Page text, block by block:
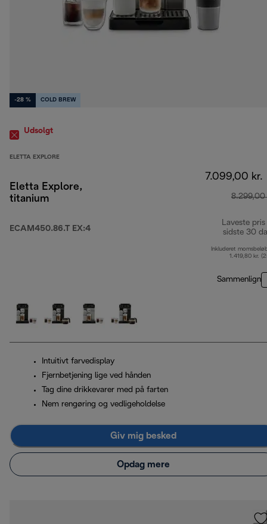
-28 % COLD BREW
Udsolgt
ELETTA EXPLORE
Eletta Explore,
titanium
ECAM450.86.T EX:4
7.099,00 kr.
8.299,00
Laveste pris
sidste 30
Inkluderet
1.419,80 kr.
Sammenlign
Intuitivt farvedisplay
Fjernbetjening lige ved hånden
Tag dine drikkevarer med på farten
Nem rengøring og vedligeholdelse
Giv mig besked
Opdag mere